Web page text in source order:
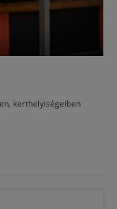
kerthelyiségeiben